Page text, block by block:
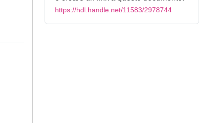
https://hdl.handle.net/11583/2978744